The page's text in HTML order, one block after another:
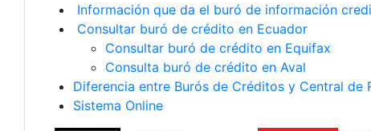
Información que da el buró de información
Consultar buró de crédito en Ecuador
Consultar buró de crédito en Equifax
Consulta buró de crédito en Aval
Diferencia entre Burós de Créditos y Central de
Sistema Online